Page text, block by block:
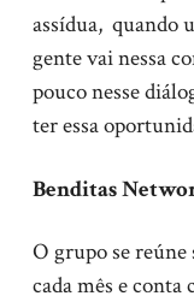
assídua, quando
gente vai nessa
pouco nesse
ter essa
Benditas
O grupo se
cada mês e conta